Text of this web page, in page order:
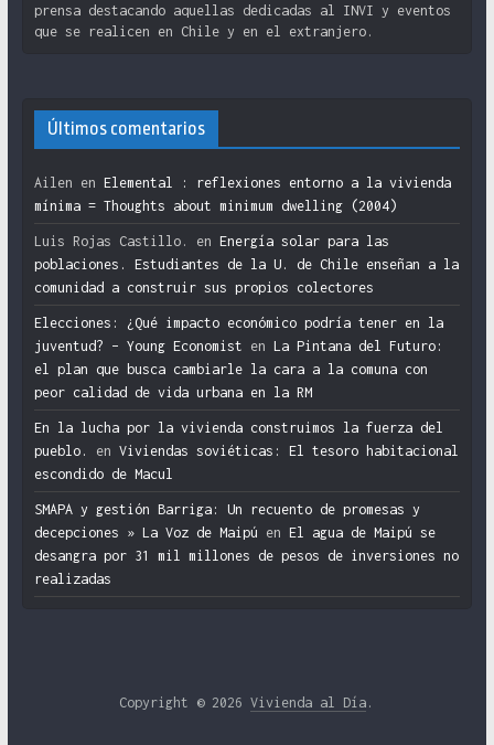
prensa destacando aquellas dedicadas al INVI y eventos
que se realicen en Chile y en el extranjero.
Últimos comentarios
Ailen en Elemental : reflexiones entorno a la vivienda
mínima = Thoughts about minimum dwelling (2004)
Luis Rojas Castillo. en Energía solar para las
poblaciones. Estudiantes de la U. de Chile enseñan a la
comunidad a construir sus propios colectores
Elecciones: ¿Qué impacto económico podría tener en la
juventud? – Young Economist en La Pintana del Futuro:
el plan que busca cambiarle la cara a la comuna con
peor calidad de vida urbana en la RM
En la lucha por la vivienda construimos la fuerza del
pueblo.
en Viviendas soviéticas: El tesoro habitacional
escondido de Macul
SMAPA y gestión Barriga: Un recuento de promesas y
decepciones » La Voz de Maipú en El agua de Maipú se
desangra por 31 mil millones de pesos de inversiones no
realizadas
Copyright © 2026Vivienda al Día .